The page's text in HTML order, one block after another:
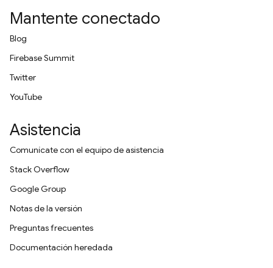
Mantente conectado
Blog
Firebase Summit
Twitter
YouTube
Asistencia
Comunícate con el equipo de asistencia
Stack Overflow
Google Group
Notas de la versión
Preguntas frecuentes
Documentación heredada